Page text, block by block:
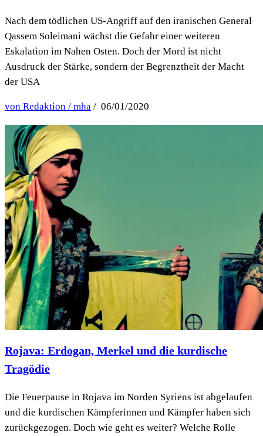
Nach dem tödlichen US-Angriff auf den iranischen General
Qassem Soleimani wächst die Gefahr einer weiteren
Eskalation im Nahen Osten. Doch der Mord ist nicht
Ausdruck der Stärke, sondern der Begrenztheit der Macht
der USA
von Redaktion / mha / 06/01/2020
Rojava: Erdogan, Merkel und die kurdische
Tragödie
Die Feuerpause in Rojava im Norden Syriens ist abgelaufen
und die kurdischen Kämpferinnen und Kämpfer haben sich
zurückgezogen. Doch wie geht es weiter? Welche Rolle